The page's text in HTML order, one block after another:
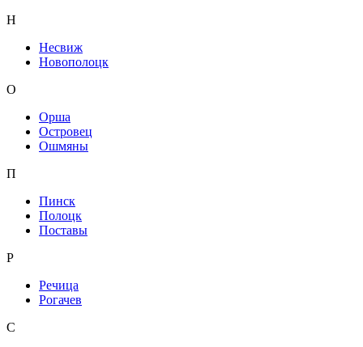
Н
Несвиж
Новополоцк
О
Орша
Островец
Ошмяны
П
Пинск
Полоцк
Поставы
Р
Речица
Рогачев
С